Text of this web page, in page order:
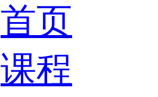
首页
课程